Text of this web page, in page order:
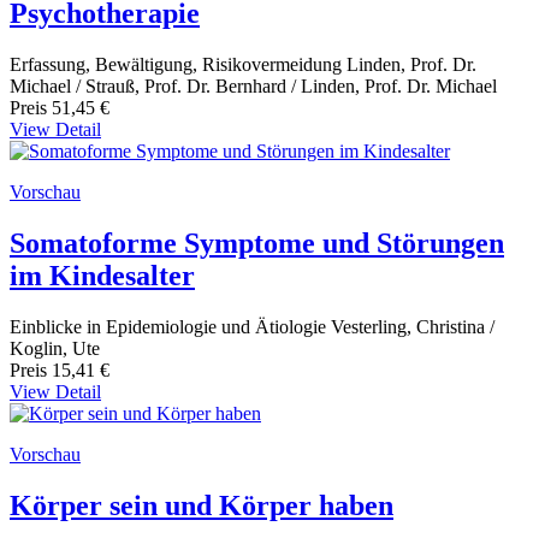
Psychotherapie
Erfassung, Bewältigung, Risikovermeidung Linden, Prof. Dr.
Michael / Strauß, Prof. Dr. Bernhard / Linden, Prof. Dr. Michael
Preis 51,45 €
View Detail
Vorschau
Somatoforme Symptome und Störungen
im Kindesalter
Einblicke in Epidemiologie und Ätiologie Vesterling, Christina /
Koglin, Ute
Preis 15,41 €
View Detail
Vorschau
Körper sein und Körper haben